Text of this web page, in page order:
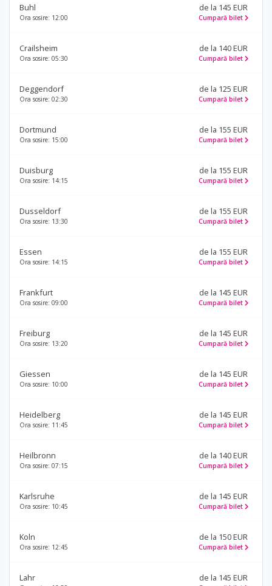
Buhl
Ora sosire: 12:00
de la 145 EUR
Cumpară bilet
Crailsheim
Ora sosire: 05:30
de la 140 EUR
Cumpară bilet
Deggendorf
Ora sosire: 02:30
de la 125 EUR
Cumpară bilet
Dortmund
Ora sosire: 15:00
de la 155 EUR
Cumpară bilet
Duisburg
Ora sosire: 14:15
de la 155 EUR
Cumpară bilet
Dusseldorf
Ora sosire: 13:30
de la 155 EUR
Cumpară bilet
Essen
Ora sosire: 14:15
de la 155 EUR
Cumpară bilet
Frankfurt
Ora sosire: 09:00
de la 145 EUR
Cumpară bilet
Freiburg
Ora sosire: 13:20
de la 145 EUR
Cumpară bilet
Giessen
Ora sosire: 10:00
de la 145 EUR
Cumpară bilet
Heidelberg
Ora sosire: 11:45
de la 145 EUR
Cumpară bilet
Heilbronn
Ora sosire: 07:15
de la 140 EUR
Cumpară bilet
Karlsruhe
Ora sosire: 10:45
de la 145 EUR
Cumpară bilet
Koln
Ora sosire: 12:45
de la 150 EUR
Cumpară bilet
Lahr de la 145 EUR